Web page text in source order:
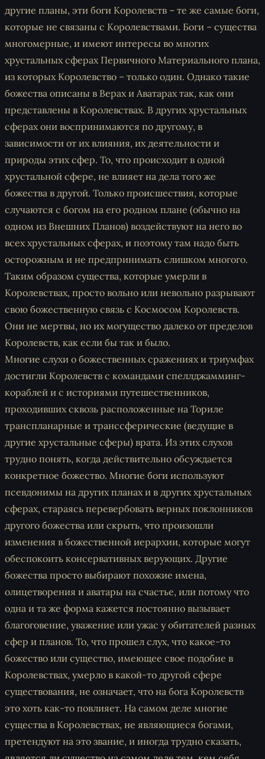
другие планы, эти боги Королевств – те же самые боги,
которые не связаны с Королевствами. Боги – существа
многомерные, и имеют интересы во многих
хрустальных сферах Первичного Материального плана,
из которых Королевство – только один. Однако такие
божества описаны в Верах и Аватарах так, как они
представлены в Королевствах. В других хрустальных
сферах они воспринимаются по другому, в
зависимости от их влияния, их деятельности и
природы этих сфер. То, что происходит в одной
хрустальной сфере, не влияет на дела того же
божества в другой. Только происшествия, которые
случаются с богом на его родном плане (обычно на
одном из Внешних Планов) воздействуют на него во
всех хрустальных сферах, и поэтому там надо быть
осторожным и не предпринимать слишком многого.
Таким образом существа, которые умерли в
Королевствах, просто вольно или невольно разрывают
свою божественную связь с Космосом Королевств.
Они не мертвы, но их могущество далеко от пределов
Королевств, как если бы так и было.
Многие слухи о божественных сражениях и триумфах
достигли Королевств с командами спеллджамминг-
кораблей и с историями путешественников,
проходивших сквозь расположенные на Ториле
транспланарные и транссферические (ведущие в
другие хрустальные сферы) врата. Из этих слухов
трудно понять, когда действительно обсуждается
конкретное божество. Многие боги используют
псевдонимы на других планах и в других хрустальных
сферах, стараясь перевербовать верных поклонников
другого божества или скрыть, что произошли
изменения в божественной иерархии, которые могут
обеспокоить консервативных верующих. Другие
божества просто выбирают похожие имена,
олицетворения и аватары на счастье, или потому что
одна и та же форма кажется постоянно вызывает
благоговение, уважение или ужас у обитателей разных
сфер и планов. То, что прошел слух, что какое-то
божество или существо, имеющее свое подобие в
Королевствах, умерло в какой-то другой сфере
существования, не означает, что на бога Королевств
это хоть как-то повлияет. На самом деле многие
существа в Королевствах, не являющиеся богами,
претендуют на это звание, и иногда трудно сказать,